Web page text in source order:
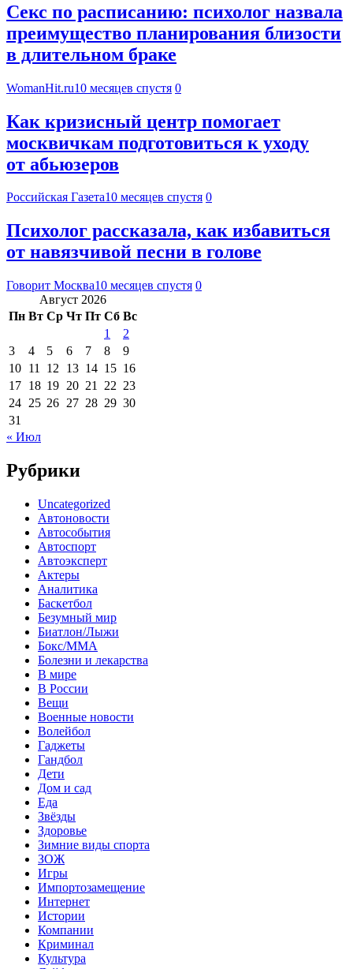
Секс по расписанию: психолог назвала
преимущество планирования близости
в длительном браке
WomanHit.ru10 месяцев спустя 0
Как кризисный центр помогает
москвичкам подготовиться к уходу
от абьюзеров
Российская Газета10 месяцев спустя 0
Психолог рассказала, как избавиться
от навязчивой песни в голове
Говорит Москва10 месяцев спустя 0
Август 2026
Пн Вт Ср Чт Пт Сб Вс
1
2
3
4 5 6 7 8
9
10 11 12 13 14 15 16
17 18 19 20 21 22 23
24 25 26 27 28 29 30
31
« Июл
Рубрики
Uncategorized
Автоновости
Автособытия
Автоспорт
Автоэксперт
Актеры
Аналитика
Баскетбол
Безумный мир
Биатлон/Лыжи
Бокс/MMA
Болезни и лекарства
В мире
В России
Вещи
Военные новости
Волейбол
Гаджеты
Гандбол
Дети
Дом и сад
Еда
Звёзды
Здоровье
Зимние виды спорта
ЗОЖ
Игры
Импортозамещение
Интернет
Истории
Компании
Криминал
Культура